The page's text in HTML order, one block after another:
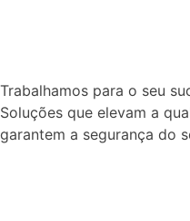
Trabalhamos para o seu
Soluções que elevam a
garantem a segurança do